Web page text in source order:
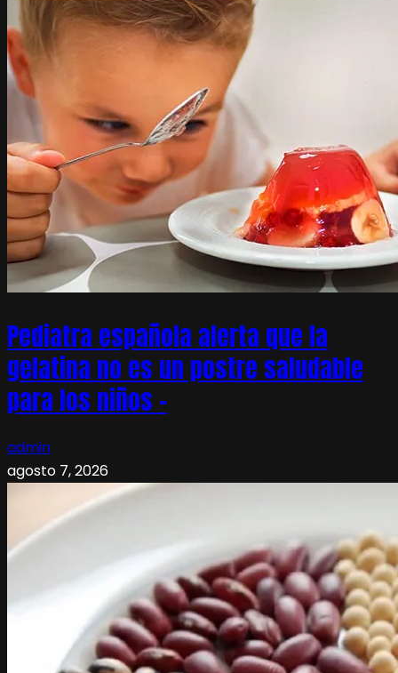
Pediatra española alerta que la
gelatina no es un postre saludable
para los niños –
admin
agosto 7, 2026